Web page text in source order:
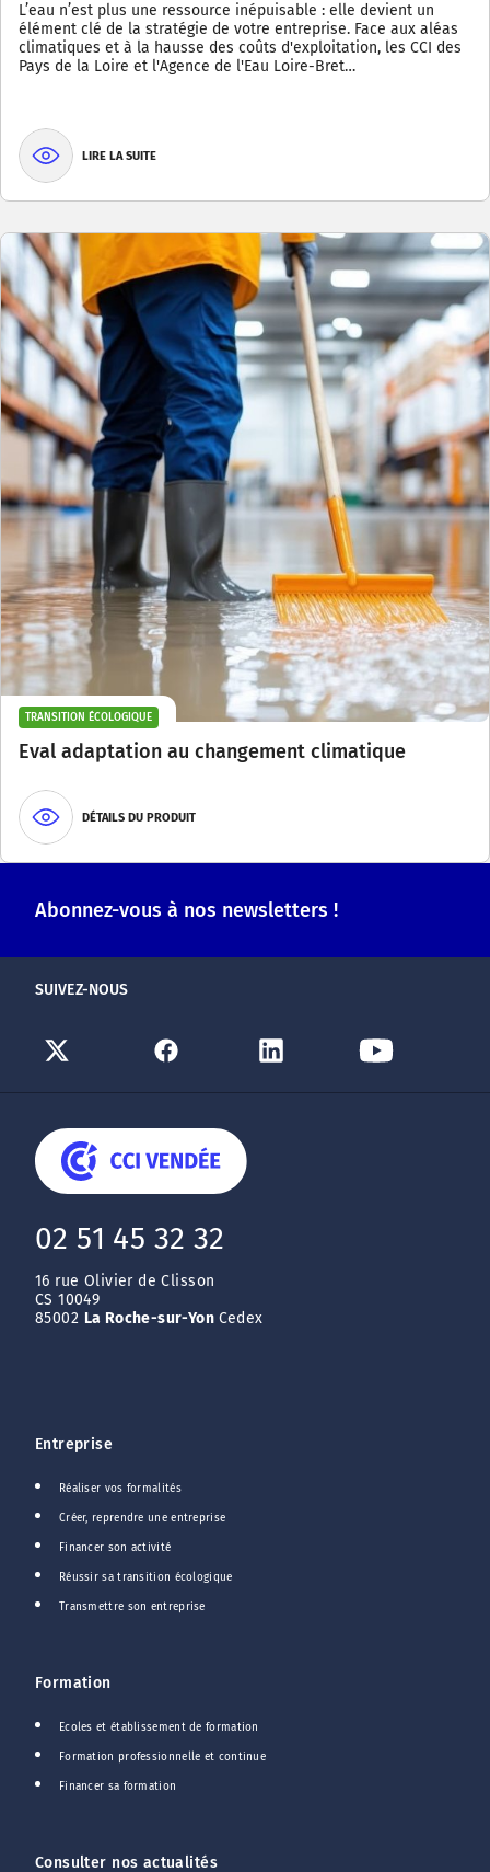
L’eau n’est plus une ressource inépuisable : elle devient un
élément clé de la stratégie de votre entreprise. Face aux aléas
climatiques et à la hausse des coûts d'exploitation, les CCI des
Pays de la Loire et l'Agence de l'Eau Loire-Bret…
LIRE LA SUITE
TRANSITION ÉCOLOGIQUE
Eval adaptation au changement climatique
DÉTAILS DU PRODUIT
Abonnez-vous à nos newsletters !
SUIVEZ-NOUS
02 51 45 32 32
16 rue Olivier de Clisson
CS 10049
85002 La Roche-sur-Yon Cedex
Entreprise
Réaliser vos formalités
Créer, reprendre une entreprise
Financer son activité
Réussir sa transition écologique
Transmettre son entreprise
Formation
Ecoles et établissement de formation
Formation professionnelle et continue
Financer sa formation
Consulter nos actualités